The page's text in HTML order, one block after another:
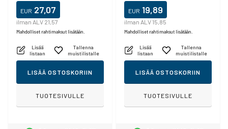
EUR 27,07
ilman ALV 21,57
Mahdolliset rahtimaksut lisätään.
Lisää
listaan
Tallenna
muistilistalle
LISÄÄ OSTOSKORIIN
TUOTESIVULLE
EUR 19,89
ilman ALV 15,85
Mahdolliset rahtimaksut lisätään.
Lisää
listaan
Tallenna
muistilistalle
LISÄÄ OSTOSKORIIN
TUOTESIVULLE